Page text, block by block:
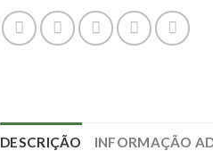
DESCRIÇÃO INFORMAÇÃO